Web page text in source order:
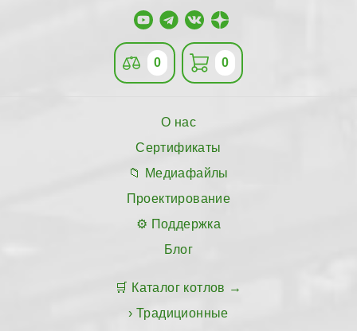
0 0
О нас
Сертификаты
Медиафайлы
Проектирование
Поддержка
Блог
Каталог котлов
Традиционные